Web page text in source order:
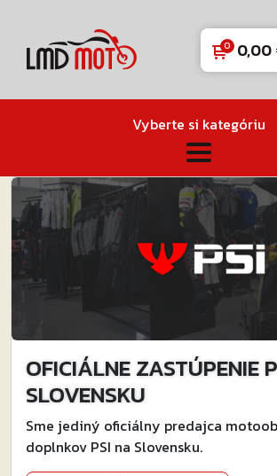
0,00
Vyberte si kategóriu
OFICIÁLNE ZASTÚPENIE
SLOVENSKU
Sme jediný oficiálny predajca
doplnkov PSI na Slovensku.